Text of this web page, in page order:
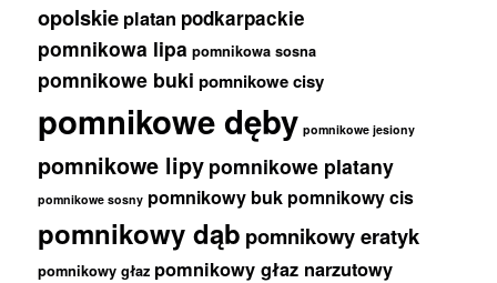
opolskie platan podkarpackie
pomnikowa lipa pomnikowa sosna
pomnikowe buki pomnikowe cisy
pomnikowe dęby pomnikowe jesiony
pomnikowe lipy pomnikowe platany
pomnikowe sosny pomnikowy buk pomnikowy cis
pomnikowy dąb pomnikowy eratyk
pomnikowy głaz pomnikowy głaz narzutowy